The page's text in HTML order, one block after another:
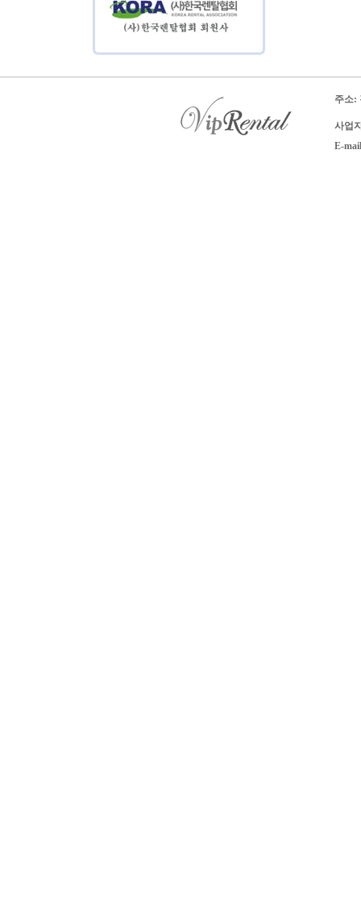
주소:
사업
E-